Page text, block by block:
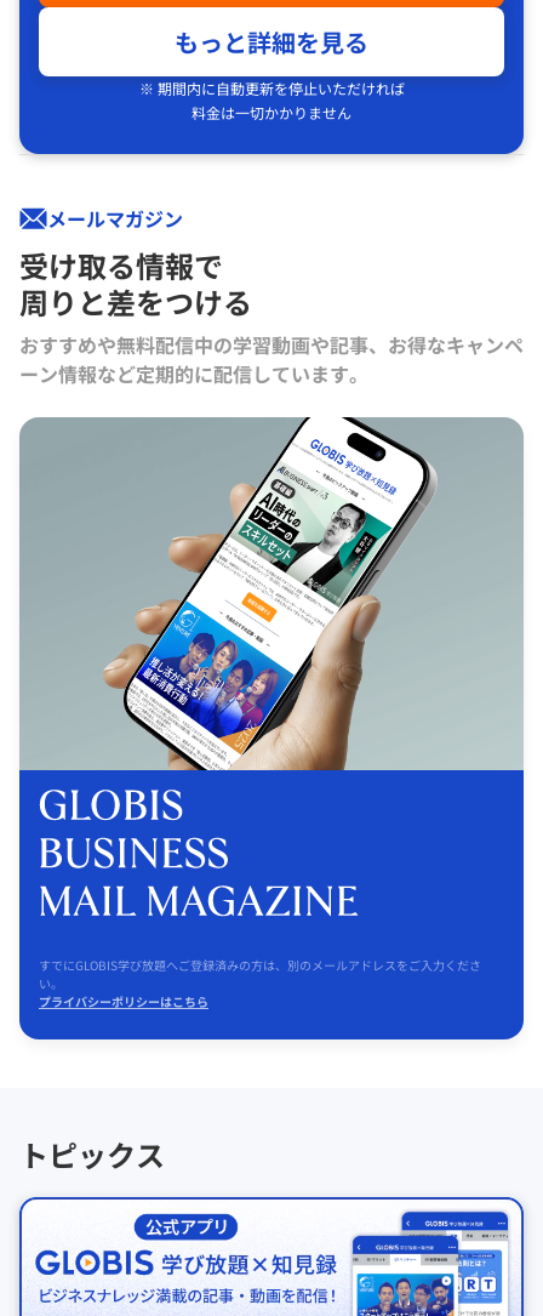
もっと詳細を見る
※ 期間内に自動更新を停止いただければ
料金は一切かかりません
メールマガジン
受け取る情報で
周りと差をつける
おすすめや無料配信中の学習動画や記事、お得なキャンペ
ーン情報など定期的に配信しています。
すでにGLOBIS学び放題へご登録済みの方は、別のメールアドレスをご入力くださ
い。
プライバシーポリシーはこちら
トピックス